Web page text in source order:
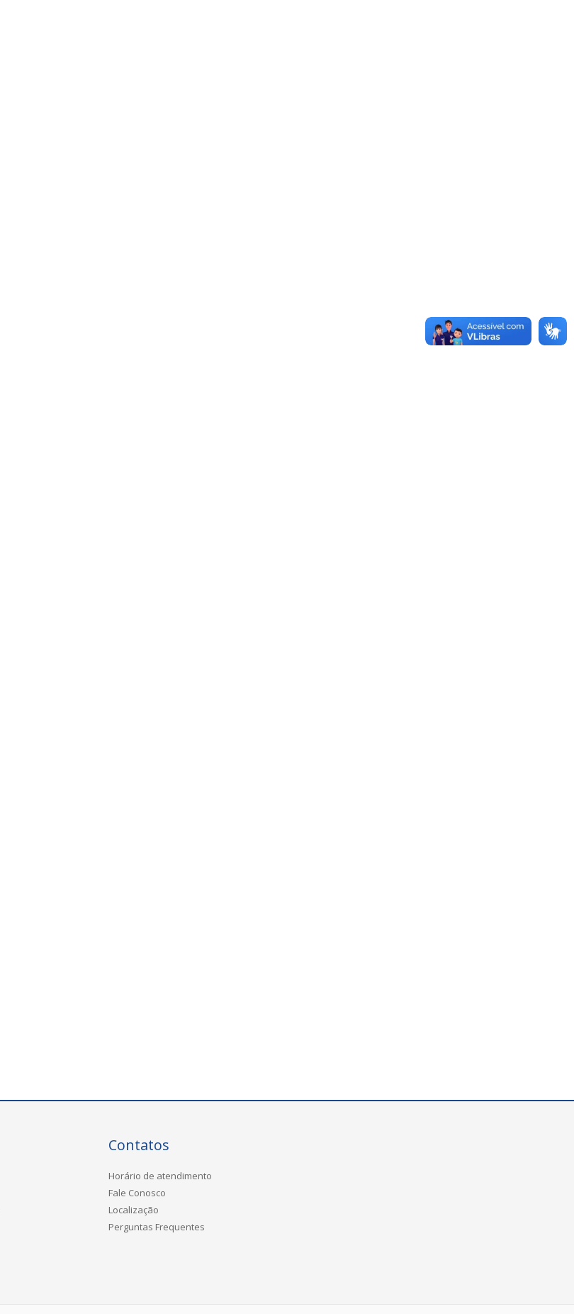
Contatos
Horário de atendimento
Fale Conosco
Localização
Perguntas Frequentes